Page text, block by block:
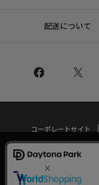
配送について
コーポレートサイト
プライバシーポリシ
Copyright ©
当サイトでは利用体験の
の分析を目的としてCookie
サイトの閲覧を継続され